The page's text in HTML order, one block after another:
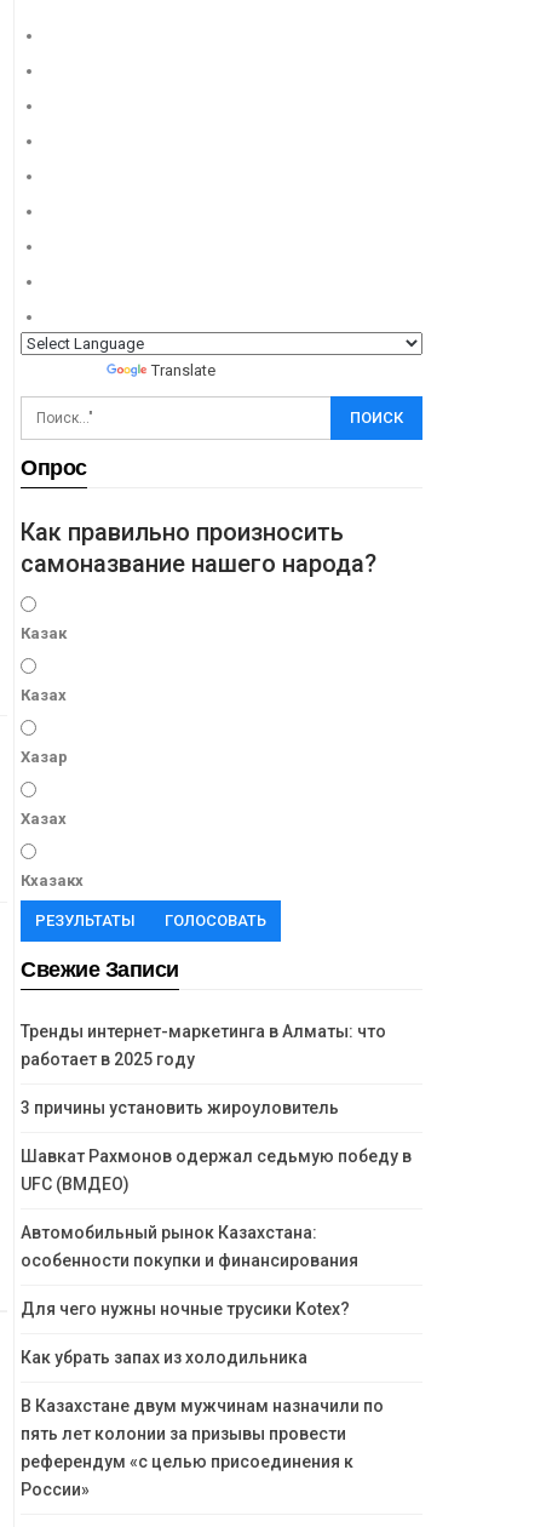
Translate
Опрос
Как правильно произносить
самоназвание нашего народа?
Казак
Казах
Хазар
Хазах
Кхазакх
РЕЗУЛЬТАТЫ ГОЛОСОВАТЬ
Свежие Записи
Тренды интернет-маркетинга в Алматы: что
работает в 2025 году
3 причины установить жироуловитель
Шавкат Рахмонов одержал седьмую победу в
UFC (ВМДЕО)
Автомобильный рынок Казахстана:
особенности покупки и финансирования
Для чего нужны ночные трусики Kotex?
Как убрать запах из холодильника
В Казахстане двум мужчинам назначили по
пять лет колонии за призывы провести
референдум «с целью присоединения к
России»